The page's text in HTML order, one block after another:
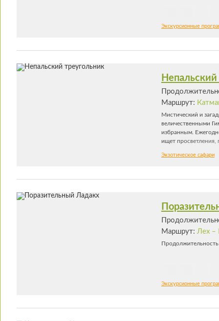
Экскурсионные
Непальский
Маршрут:
Мистический и
величественными
избранным.
ищет просветления,
древними храмами
мест на планете.
непременно
Экзотическое сафари
Маршрут: Лех –
Экскурсионные